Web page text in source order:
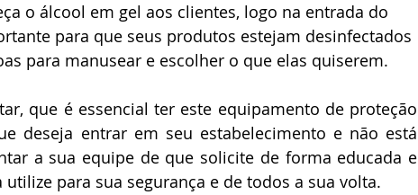
o álcool em gel aos clientes, logo na entrada do
para que seus produtos estejam desinfectados
para manusear e escolher o que elas quiserem.
que é essencial ter este equipamento de proteção
deseja entrar em seu estabelecimento e não está
a sua equipe de que solicite de forma educada e
para sua segurança e de todos a sua volta.